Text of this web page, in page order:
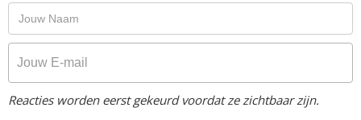
Reacties worden eerst gekeurd voordat ze zichtbaar zijn.